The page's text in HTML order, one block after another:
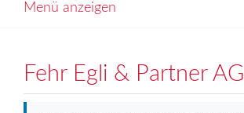
Menü anzeigen
Fehr Egli & Partner AG